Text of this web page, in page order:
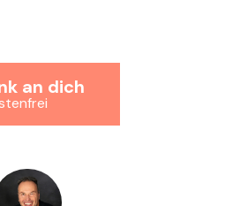
an dich